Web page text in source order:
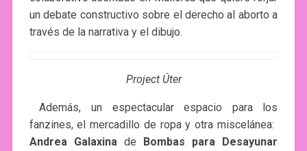
un debate constructivo sobre el derecho al aborto a
través de la narrativa y el dibujo.
Project Úter
Además, un espectacular espacio para los
fanzines, el mercadillo de ropa y otra miscelánea: ​
Andrea Galaxina de­ Bombas para Desayunar